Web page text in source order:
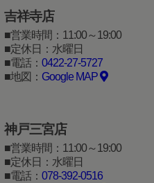
吉祥寺店
営業時間：11:00～19:00
定休日：水曜日
電話： 0422-27-5727
地図： Google MAP
神戸三宮店
営業時間：11:00～19:00
定休日：水曜日
電話： 078-392-0516